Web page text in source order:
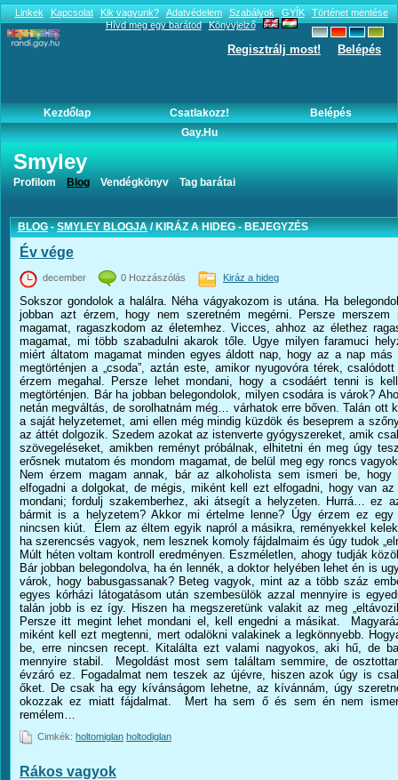
Linkek Kapcsolat Kik vagyunk? Adatvédelem Szabályok GYÍK
Történet mentése
Hívd meg egy barátod
Könyvjelző
Regisztrálj most! Belépés
Kezdőlap Csatlakozz!
Belépés
Gay.hu
Smyley
Profilom Blog Vendégkönyv Tag barátai
smyley blogja
BLOG-SMYLEY BLOGJA/ KIRÁZ A HIDEG - BEJEGYZÉS
Év vége
december 0 Hozzászólás Kiráz a hideg
Sokszor gondolok a halálra. Néha vágyakozom is utána. Ha
jobban azt érzem, hogy nem szeretném megérni. Persze merszem
magamat, ragaszkodom az életemhez. Vicces, ahhoz az élethez
magamat, mi több szabadulni akarok tőle. Ugye milyen faramuci
miért áltatom magamat minden egyes áldott nap, hogy az a nap
megtörténjen a „csoda”, aztán este, amikor nyugovóra térek,
érzem megahal. Persze lehet mondani, hogy a csodáért tenni is
megtörténjen. Bár ha jobban belegondolok, milyen csodára is várok?
netán megváltás, de sorolhatnám még… várhatok erre bőven. Talán ott
a saját helyzetemet, ami ellen még mindig küzdök és beseprem a
az áttét dolgozik. Szedem azokat az istenverte gyógyszereket, amik
szövegeléseket, amikben reményt próbálnak, elhitetni én meg úgy
erősnek mutatom és mondom magamat, de belül meg egy roncs
Nem érzem magam annak, bár az alkoholista sem ismeri be,
elfogadni a dolgokat, de mégis, miként kell ezt elfogadni, hogy van
mondani; fordulj szakemberhez, aki átsegít a helyzeten. Hurrá… ez
bármit is a helyzetem? Akkor mi értelme lenne? Úgy érzem ez egy
nincsen kiút. Élem az éltem egyik napról a másikra, reményekkel
ha szerencsés vagyok, nem lesznek komoly fájdalmaim és úgy tudok
Múlt héten voltam kontroll eredményen. Eszméletlen, ahogy tudják
Bár jobban belegondolva, ha én lennék, a doktor helyében lehet én is
várok, hogy babusgassanak? Beteg vagyok, mint az a több száz
egyes kórházi látogatásom után szembesülök azzal mennyire is
talán jobb is ez így. Hiszen ha megszeretünk valakit az meg
Persze itt megint lehet mondani el, kell engedni a másikat.
miként kell ezt megtenni, mert odalökni valakinek a legkönnyebb.
be, erre nincsen recept. Kitalálta ezt valami nagyokos, aki hű, de
mennyire stabil. Megoldást most sem találtam semmire, de
évzáró ez. Fogadalmat nem teszek az újévre, hiszen azok úgy is
őket. De csak ha egy kívánságom lehetne, az kívánnám, úgy
okozzak ez miatt fájdalmat. Mert ha sem ő és sem én nem
remélem…
Cimkék: holtomiglan holtodiglan
Rákos vagyok